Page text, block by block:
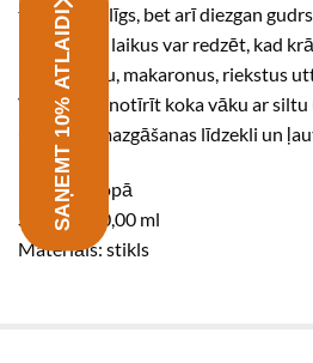
tikai ļoti stilīgs, bet arī diezgan
lodziņu jau laikus var redzēt, kad
iebert kafiju, makaronus, riekstus
Vislabāk ir notīrīt koka vāku ar siltu
un maigu mazgāšanas līdzekli un
Ražots Eiropā
Saturs: 600,00 ml
Materiāls: stikls
SAŅEMT 10% ATLAIDI